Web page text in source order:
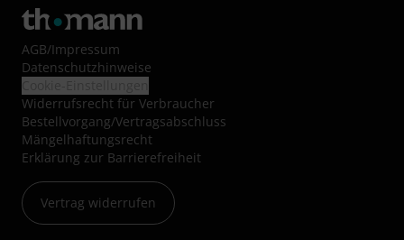
AGB/Impressum
Datenschutzhinweise
Widerrufsrecht für Verbraucher
Bestellvorgang/Vertragsabschluss
Mängelhaftungsrecht
Erklärung zur Barrierefreiheit
Vertrag widerrufen